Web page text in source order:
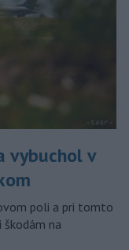
vybuchol v
poli a pri tomto
na